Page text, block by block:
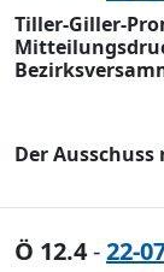
Tiller-Giller-
Der
Ö 12.4-22-